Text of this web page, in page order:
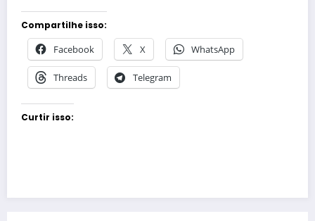
Compartilhe isso:
Facebook X WhatsApp
Threads Telegram
Curtir isso: